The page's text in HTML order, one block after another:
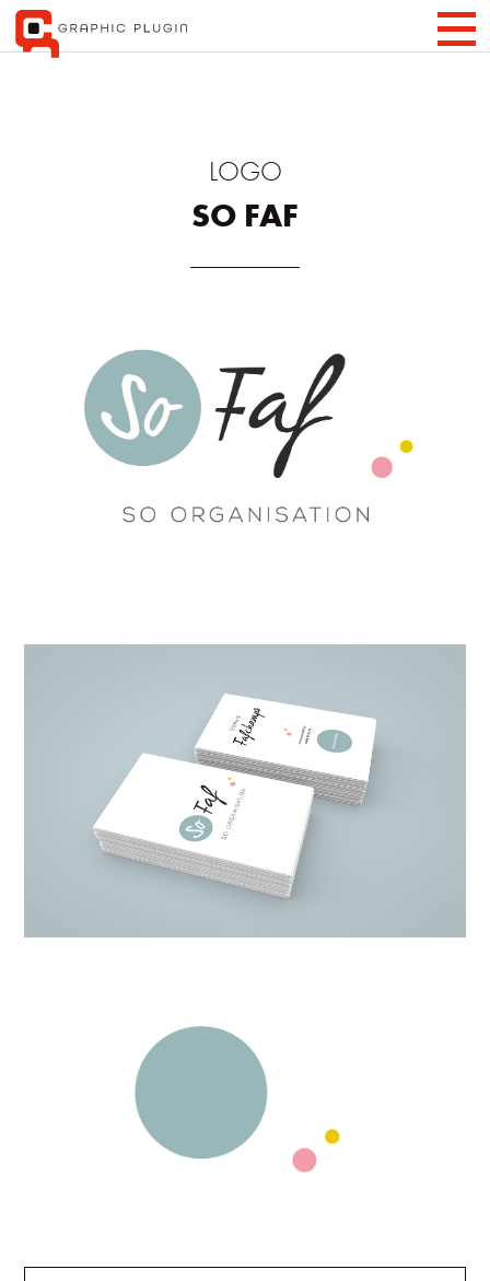
LOGO
SO FAF